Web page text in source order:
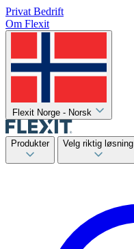
Privat Bedrift
Om Flexit
Flexit Norge - Norsk
Produkter Velg riktig løsning